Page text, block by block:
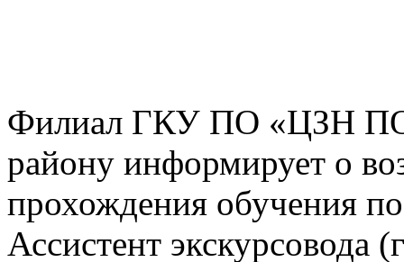
Филиал ГКУ ПО «ЦЗН
району информирует о
прохождения обучения
Ассистент экскурсовода